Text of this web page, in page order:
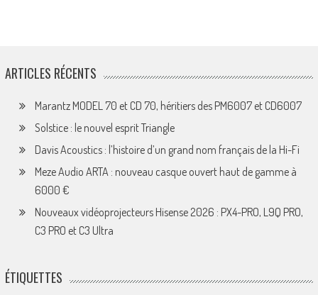
ARTICLES RÉCENTS
Marantz MODEL 70 et CD 70, héritiers des PM6007 et CD6007
Solstice : le nouvel esprit Triangle
Davis Acoustics : l’histoire d’un grand nom français de la Hi-Fi
Meze Audio ARTA : nouveau casque ouvert haut de gamme à
6000 €
Nouveaux vidéoprojecteurs Hisense 2026 : PX4-PRO, L9Q PRO,
C3 PRO et C3 Ultra
ÉTIQUETTES